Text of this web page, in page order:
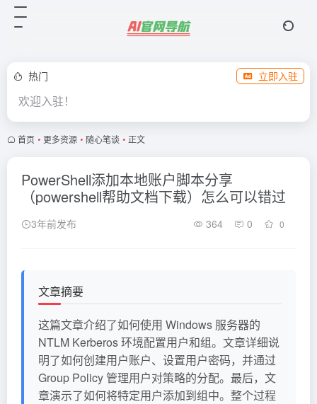
热门 立即入驻
欢迎入驻！
首页 • 更多资源 • 随心笔谈 • 正文
PowerShell添加本地账户脚本分享
（powershell帮助文档下载）怎么可以错过
3年前发布 364 0 0
文章摘要
这篇文章介绍了如何使用 Windows 服务器的
NTLM Kerberos 环境配置用户和组。文章详细说
明了如何创建用户账户、设置用户密码，并通过
Group Policy 管理用户对策略的分配。最后，文
章演示了如何将特定用户添加到组中。整个过程